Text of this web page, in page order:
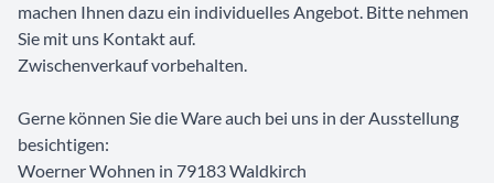
machen Ihnen dazu ein individuelles Angebot. Bitte nehmen
Sie mit uns Kontakt auf.
Zwischenverkauf vorbehalten.
Gerne können Sie die Ware auch bei uns in der Ausstellung
besichtigen:
Woerner Wohnen in 79183 Waldkirch